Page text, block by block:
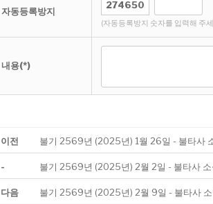
자동등록방지
(자동등록방지 숫자를 입력해 주
내용(*)
이전 불기 2569년 (2025년) 1월 26일 - 불타사
- 불기 2569년 (2025년) 2월 2일 - 불타사 소
다음 불기 2569년 (2025년) 2월 9일 - 불타사 소